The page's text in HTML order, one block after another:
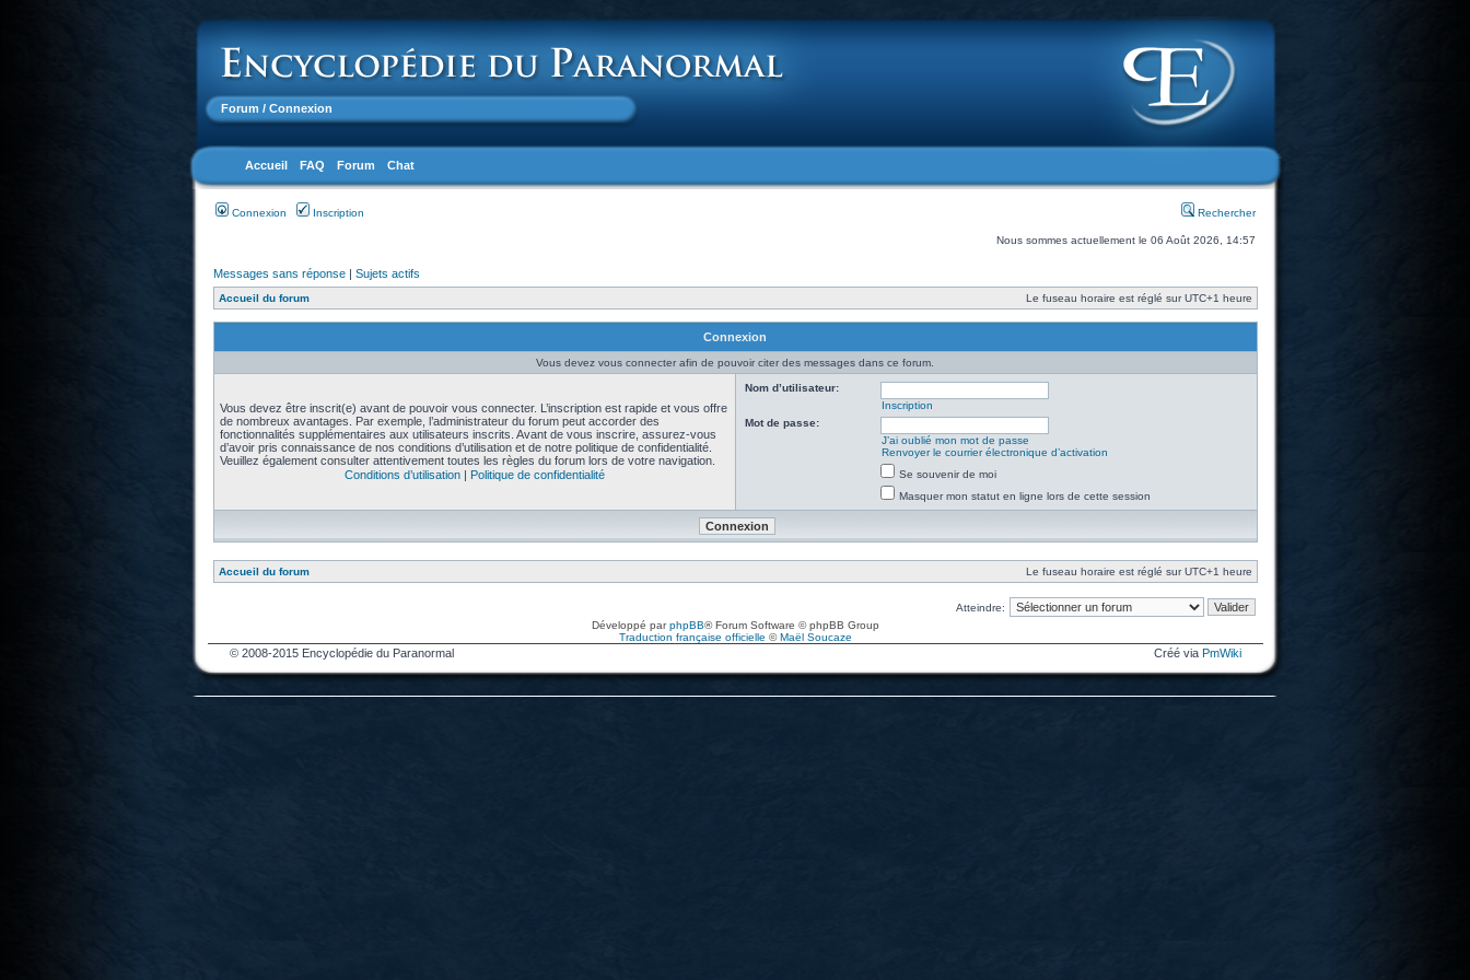
Forum / Connexion
Accueil FAQ Forum Chat
Connexion Inscription Rechercher
Nous sommes actuellement le 06 Août 2026, 14:57
Messages sans réponse| Sujets actifs
Accueil du forum Le fuseau horaire est réglé sur UTC+1 heure
Connexion
Vous devez vous connecter afin de pouvoir citer des messages dans ce forum.
Vous devez être inscrit(e) avant de pouvoir vous connecter. L’inscription est rapide et vous offre
de nombreux avantages. Par exemple, l’administrateur du forum peut accorder des
fonctionnalités supplémentaires aux utilisateurs inscrits. Avant de vous inscrire, assurez-vous
d’avoir pris connaissance de nos conditions d’utilisation et de notre politique de confidentialité.
Veuillez également consulter attentivement toutes les règles du forum lors de votre navigation.
Conditions d’utilisation| Politique de confidentialité
Nom d’utilisateur:
Inscription
Mot de passe:
J’ai oublié mon mot de passe
Renvoyer le courrier électronique d’activation
Se souvenir de moi
Masquer mon statut en ligne lors de cette session
Accueil du forum Le fuseau horaire est réglé sur UTC+1 heure
Atteindre:
Développé parphpBB® Forum Software © phpBB Group
Traduction française officielle ©Maël Soucaze
© 2008-2015 Encyclopédie du Paranormal Créé via PmWiki